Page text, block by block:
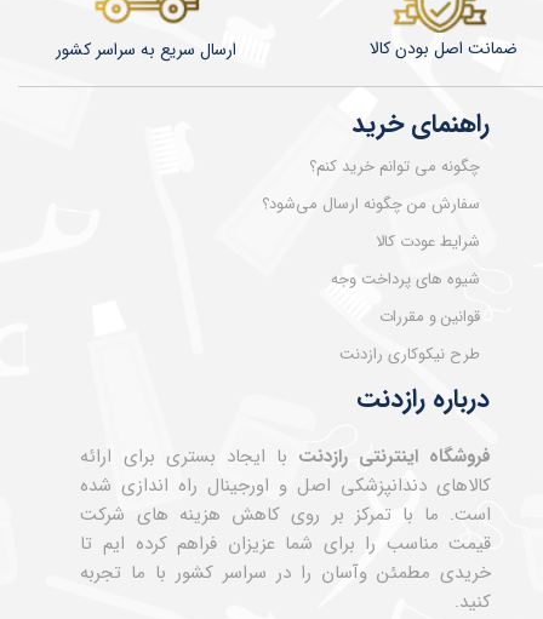
درباره رازدنت
فروشگاه اینترنتی رازدنت با ایجاد بستری برای ارائه
کالاهای دندانپزشکی اصل و اورجینال راه اندازی شده
است. ما با تمرکز بر روی کاهش هزینه های شرکت
قیمت مناسب را برای شما عزیزان فراهم کرده ایم تا
خریدی مطمئن وآسان را در سراسر کشور با ما تجربه
کنید.
راهنمای خرید
چگونه می توانم خرید کنم؟
سفارش من چگونه ارسال می‌شود؟
شرایط عودت کالا
شیوه های پرداخت وجه
قوانین و مقررات
طرح نیکوکاری رازدنت
​​​​ارسال سریع به سراسر کشور ضمانت اصل بودن کالا